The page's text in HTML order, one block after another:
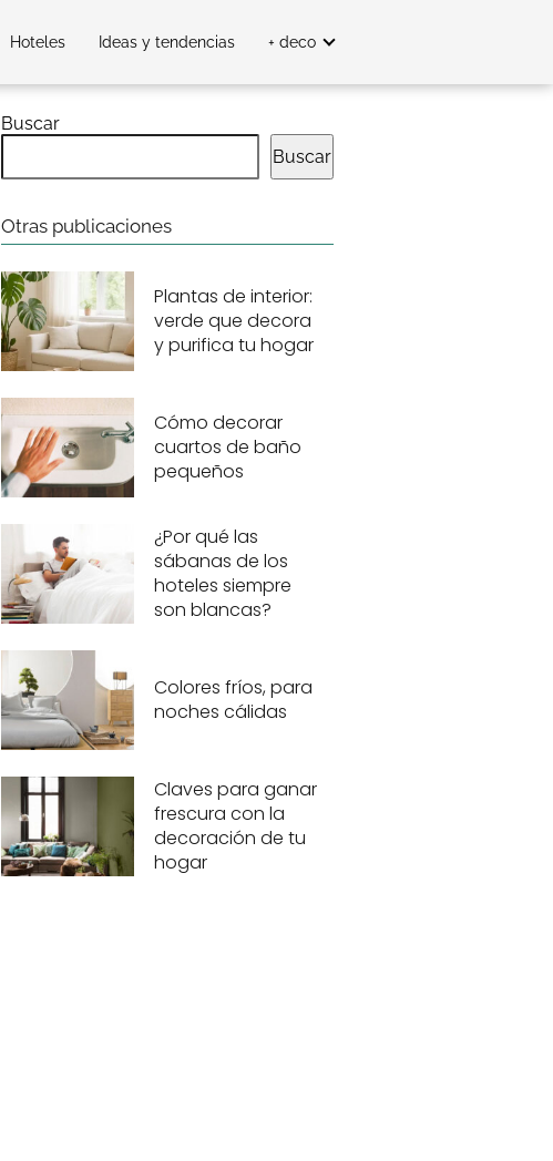
Hoteles Ideas y tendencias + deco
Buscar
Buscar
Otras publicaciones
Plantas de interior:
verde que decora
y purifica tu hogar
Cómo decorar
cuartos de baño
pequeños
¿Por qué las
sábanas de los
hoteles siempre
son blancas?
Colores fríos, para
noches cálidas
Claves para ganar
frescura con la
decoración de tu
hogar